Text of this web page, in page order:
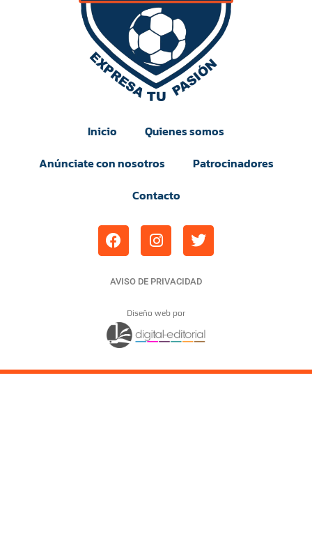
Inicio
Quienes somos
Anúnciate con nosotros
Patrocinadores
Contacto
AVISO DE PRIVACIDAD
Diseño web por